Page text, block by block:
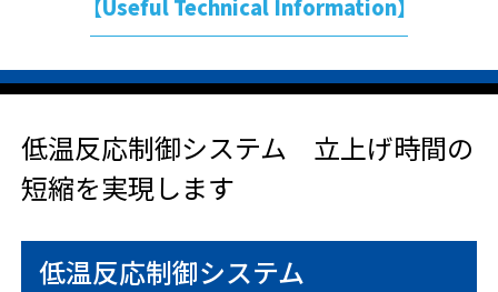
【Useful Technical Information】
低温反応制御システム 立上げ時間の
短縮を実現します
低温反応制御システム